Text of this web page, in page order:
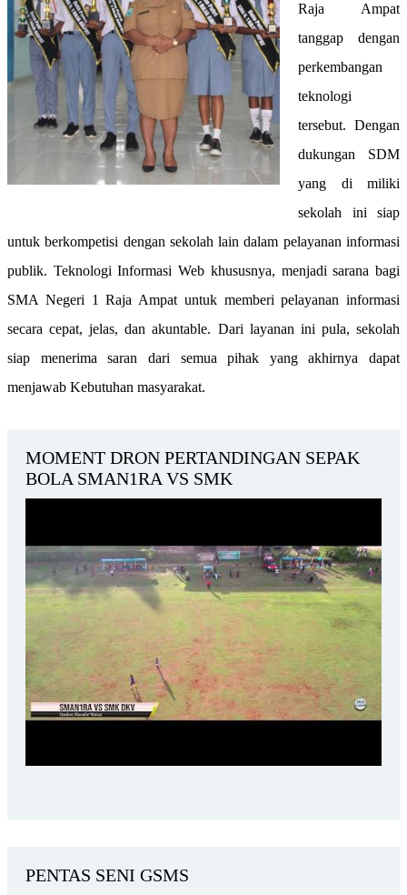
Raja Ampat
tanggap dengan
perkembangan
teknologi
tersebut. Dengan
dukungan SDM
yang di miliki
sekolah ini siap
untuk berkompetisi dengan sekolah lain dalam pelayanan informasi
publik. Teknologi Informasi Web khususnya, menjadi sarana bagi
SMA Negeri 1 Raja Ampat untuk memberi pelayanan informasi
secara cepat, jelas, dan akuntable. Dari layanan ini pula, sekolah
siap menerima saran dari semua pihak yang akhirnya dapat
menjawab Kebutuhan masyarakat.
MOMENT DRON PERTANDINGAN SEPAK
BOLA SMAN1RA VS SMK
PENTAS SENI GSMS